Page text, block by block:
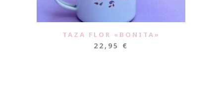
TAZA FLOR «BONITA»
22,95 €